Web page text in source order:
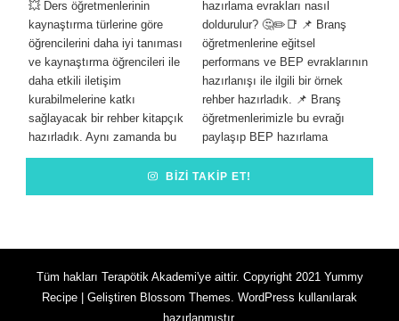
BIZI TAKIP ET!
Tüm hakları Terapötik Akademi'ye aittir. Copyright 2021 Yummy
Recipe | Geliştiren Blossom Themes WordPress kullanılarak
hazırlanmıştır.